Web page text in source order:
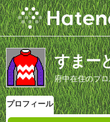
すまー
府中在住のプ
プロフィール